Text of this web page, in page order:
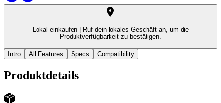
Lokal einkaufen |
Ruf dein lokales Geschäft an, um die
Produktverfügbarkeit zu bestätigen.
Intro All Features Specs Compatibility
Produktdetails